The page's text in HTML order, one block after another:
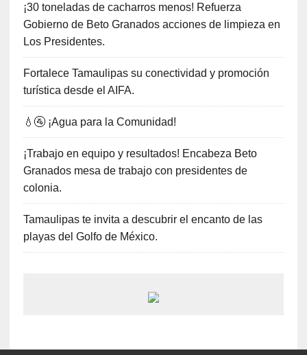
¡30 toneladas de cacharros menos! Refuerza
Gobierno de Beto Granados acciones de limpieza en
Los Presidentes.
Fortalece Tamaulipas su conectividad y promoción
turística desde el AIFA.
💧🚰 ¡Agua para la Comunidad!
¡Trabajo en equipo y resultados! Encabeza Beto
Granados mesa de trabajo con presidentes de
colonia.
Tamaulipas te invita a descubrir el encanto de las
playas del Golfo de México.